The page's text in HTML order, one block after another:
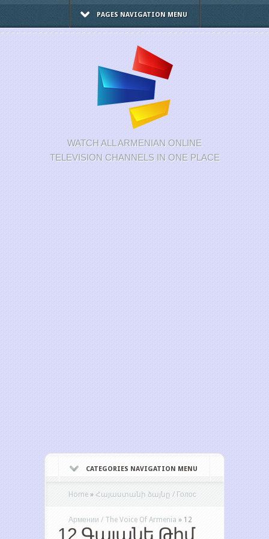
PAGES NAVIGATION MENU
WATCH ALL ARMENIAN ONLINE
TELEVISION CHANNELS IN ONE PLACE
CATEGORIES NAVIGATION MENU
Home » Հայաստանի ձայնը / Голос
Армении / The Voice Of Armenia » 12
12 Գայանե Թիմ